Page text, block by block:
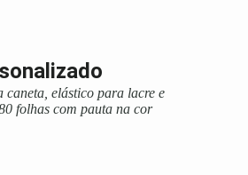
caneta, elástico para lacre e
folhas com pauta na cor